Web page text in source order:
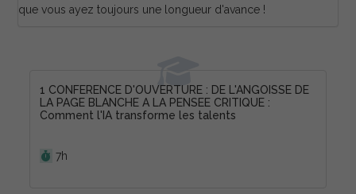
que vous ayez toujours une longueur d'avance !
1 CONFERENCE D'OUVERTURE : DE L'ANGOISSE DE
LA PAGE BLANCHE A LA PENSEE CRITIQUE :
Comment l'IA transforme les talents
7h